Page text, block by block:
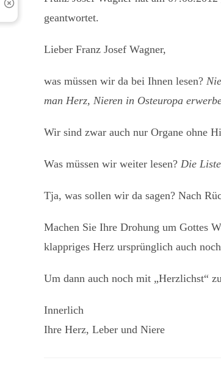
geantwortet.
Lieber Franz Josef Wagner,
was müssen wir da bei Ihnen lesen?
man Herz, Nieren in Osteuropa
Wir sind zwar auch nur Organe ohne
Was müssen wir weiter lesen? Die
Tja, was sollen wir da sagen? Nach
Machen Sie Ihre Drohung um Gottes
klappriges Herz ursprünglich auch
Um dann auch noch mit „Herzlichst“
Innerlich
Ihre Herz, Leber und Niere